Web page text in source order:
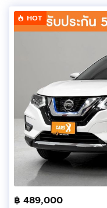
HOT
฿ 489,000